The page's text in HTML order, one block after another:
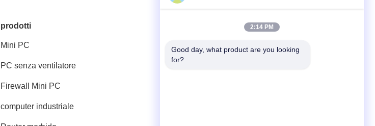
prodotti
Mini PC
PC senza ventilatore
Firewall Mini PC
computer industriale
Contatto rapido
tel
2:14 PM
Good day, what product are you looking
for?